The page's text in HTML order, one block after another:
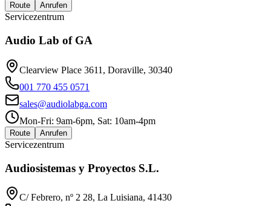
Route Anrufen
Servicezentrum
Audio Lab of GA
Clearview Place 3611, Doraville, 30340
001 770 455 0571
sales@audiolabga.com
Mon-Fri: 9am-6pm, Sat: 10am-4pm
Route Anrufen
Servicezentrum
Audiosistemas y Proyectos S.L.
C/ Febrero, nº 2 28, La Luisiana, 41430